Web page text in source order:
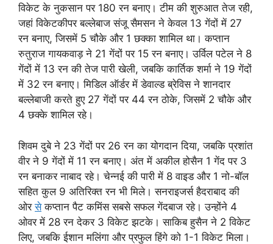
विकेट के नुकसान पर 180 रन बनाए। टीम की शुरुआत तेज रही,
जहां विकेटकीपर बल्लेबाज संजू सैमसन ने केवल 13 गेंदों में 27
रन बनाए, जिसमें 5 चौके और 1 छक्का शामिल था। कप्तान
रुतुराज गायकवाड़ ने 21 गेंदों पर 15 रन बनाए। उर्विल पटेल ने 8
गेंदों में 13 रन की तेज पारी खेली, जबकि कार्तिक शर्मा ने 19 गेंदों
में 32 रन बनाए। मिडिल ऑर्डर में डेवाल्ड ब्रेविस ने शानदार
बल्लेबाजी करते हुए 27 गेंदों पर 44 रन ठोके, जिसमें 2 चौके और
4 छक्के शामिल रहे।
शिवम दुबे ने 23 गेंदों पर 26 रन का योगदान दिया, जबकि प्रशांत
वीर ने 9 गेंदों में 11 रन बनाए। अंत में अकील होसैन 1 गेंद पर 3
रन बनाकर नाबाद रहे। चेन्नई की पारी में 8 वाइड और 1 नो-बॉल
सहित कुल 9 अतिरिक्त रन भी मिले। सनराइजर्स हैदराबाद की
ओरसेकप्तान पैट कमिंस सबसे सफल गेंदबाज रहे। उन्होंने 4
ओवर में 28 रन देकर 3 विकेट झटके। साकिब हुसैन ने 2 विकेट
लिए, जबकि ईशान मलिंगा और प्रफुल हिंगे को 1-1 विकेट मिला।